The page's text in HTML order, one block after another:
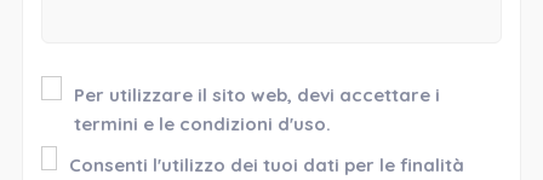
Per utilizzare il sito web, devi accettare i
termini e le condizioni d'uso.
Consenti l'utilizzo dei tuoi dati per le finalità